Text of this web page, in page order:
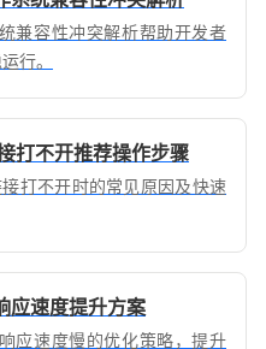
兼容性冲突解析帮助开发者
行。
打不开推荐操作步骤
打不开时的常见原因及快速
速度提升方案
应速度慢的优化策略，提升